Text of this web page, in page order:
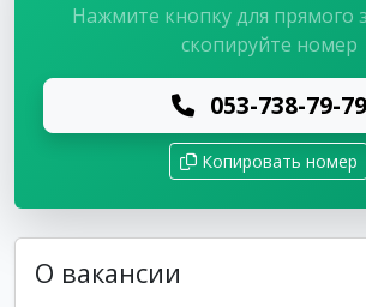
Нажмите кнопку для прямого
скопируйте номер
053-738-79-79
Копировать номер
О вакансии